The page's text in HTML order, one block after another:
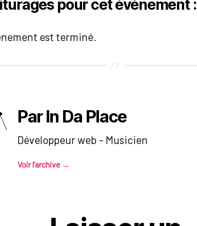
pour cet événement :
est terminé.
Par In Da Place
Développeur web - Musicien
Voir l’archive →